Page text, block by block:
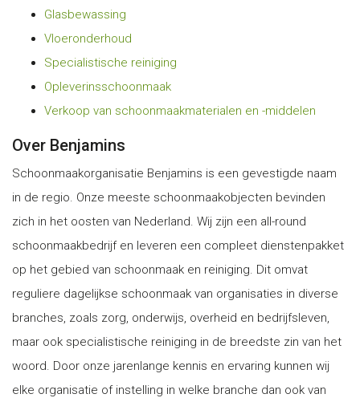
Glasbewassing
Vloeronderhoud
Specialistische reiniging
Opleverinsschoonmaak
Verkoop van schoonmaakmaterialen en -middelen
Over Benjamins
Schoonmaakorganisatie Benjamins is een gevestigde naam
in de regio. Onze meeste schoonmaakobjecten bevinden
zich in het oosten van Nederland. Wij zijn een all-round
schoonmaakbedrijf en leveren een compleet dienstenpakket
op het gebied van schoonmaak en reiniging. Dit omvat
reguliere dagelijkse schoonmaak van organisaties in diverse
branches, zoals zorg, onderwijs, overheid en bedrijfsleven,
maar ook specialistische reiniging in de breedste zin van het
woord. Door onze jarenlange kennis en ervaring kunnen wij
elke organisatie of instelling in welke branche dan ook van